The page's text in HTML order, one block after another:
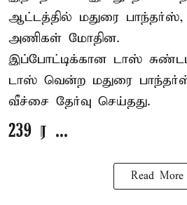
ஆட்டத்தில் மதுரை
அணிகள் மோதின.
இப்போட்டிக்கான டாஸ்
டாஸ் வென்ற மதுரை
வீச்சை தேர்வு செய்தது.
239 ர ...
Read More